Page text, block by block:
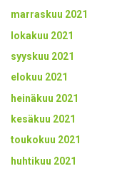
marraskuu 2021
lokakuu 2021
syyskuu 2021
elokuu 2021
heinäkuu 2021
kesäkuu 2021
toukokuu 2021
huhtikuu 2021